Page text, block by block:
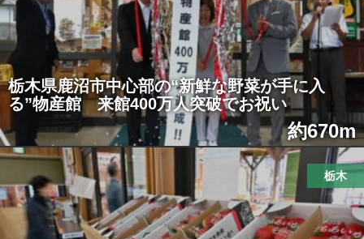
栃木県鹿沼市中心部の“新鮮な野菜が手に入
る”物産館 来館400万人突破でお祝い
約670m
栃木